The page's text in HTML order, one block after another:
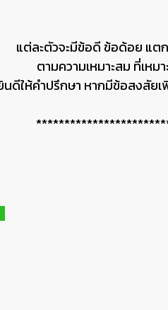
ต่ละตัวจะมีข้อดี ข้อด้อย แตก
ตามความเหมาะสม ที่เหม
นดีให้คำปรึกษา หากมีข้อสงสัย